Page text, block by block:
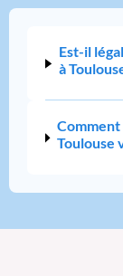
Est-il
à
Toulouse